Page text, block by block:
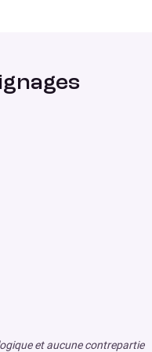
et aucune contrepartie